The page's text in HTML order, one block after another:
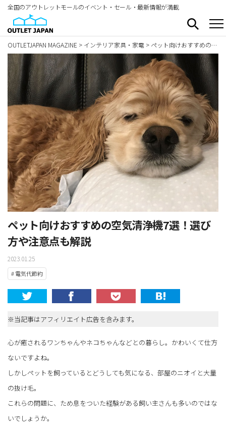
全国のアウトレットモールのイベント・セール・最新情報が満載
OUTLETJAPAN MAGAZINE > インテリア家具・家電 > ペット向けおすすめの空気清浄機7選！選び方や注意点も解説
ペット向けおすすめの空気清浄機7選！選び
方や注意点も解説
2023.01.25
# 電気代節約
※当記事はアフィリエイト広告を含みます。
心が癒されるワンちゃんやネコちゃんなどとの暮らし。かわいくて仕方
ないですよね。
しかしペットを飼っているとどうしても気になる、部屋のニオイと大量
の抜け毛。
これらの問題に、ため息をついた経験がある飼い主さんも多いのではな
いでしょうか。